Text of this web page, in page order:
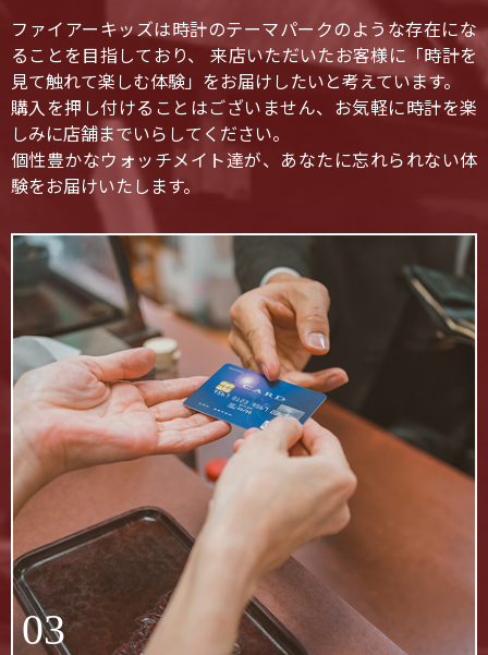
ファイアーキッズは時計のテーマパークのような存在にな
ることを目指しており、 来店いただいたお客様に「時計を
見て触れて楽しむ体験」をお届けしたいと考えています。
購入を押し付けることはございません、お気軽に時計を楽
しみに店舗までいらしてください。
個性豊かなウォッチメイト達が、あなたに忘れられない体
験をお届けいたします。
03